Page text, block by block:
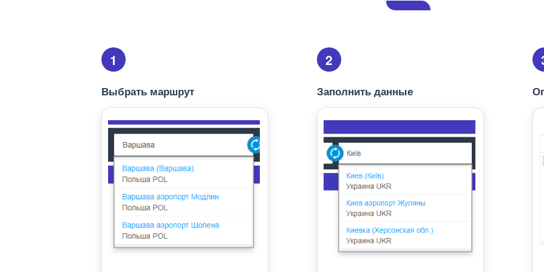
1
Выбрать маршрут
2
Заполнить данные